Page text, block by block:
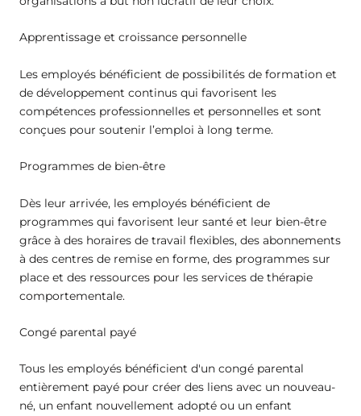
Apprentissage et croissance personnelle
Les employés bénéficient de possibilités de formation et
de développement continus qui favorisent les
compétences professionnelles et personnelles et sont
conçues pour soutenir l’emploi à long terme.
Programmes de bien-être
Dès leur arrivée, les employés bénéficient de
programmes qui favorisent leur santé et leur bien-être
grâce à des horaires de travail flexibles, des abonnements
à des centres de remise en forme, des programmes sur
place et des ressources pour les services de thérapie
comportementale.
Congé parental payé
Tous les employés bénéficient d'un congé parental
entièrement payé pour créer des liens avec un nouveau-
né, un enfant nouvellement adopté ou un enfant